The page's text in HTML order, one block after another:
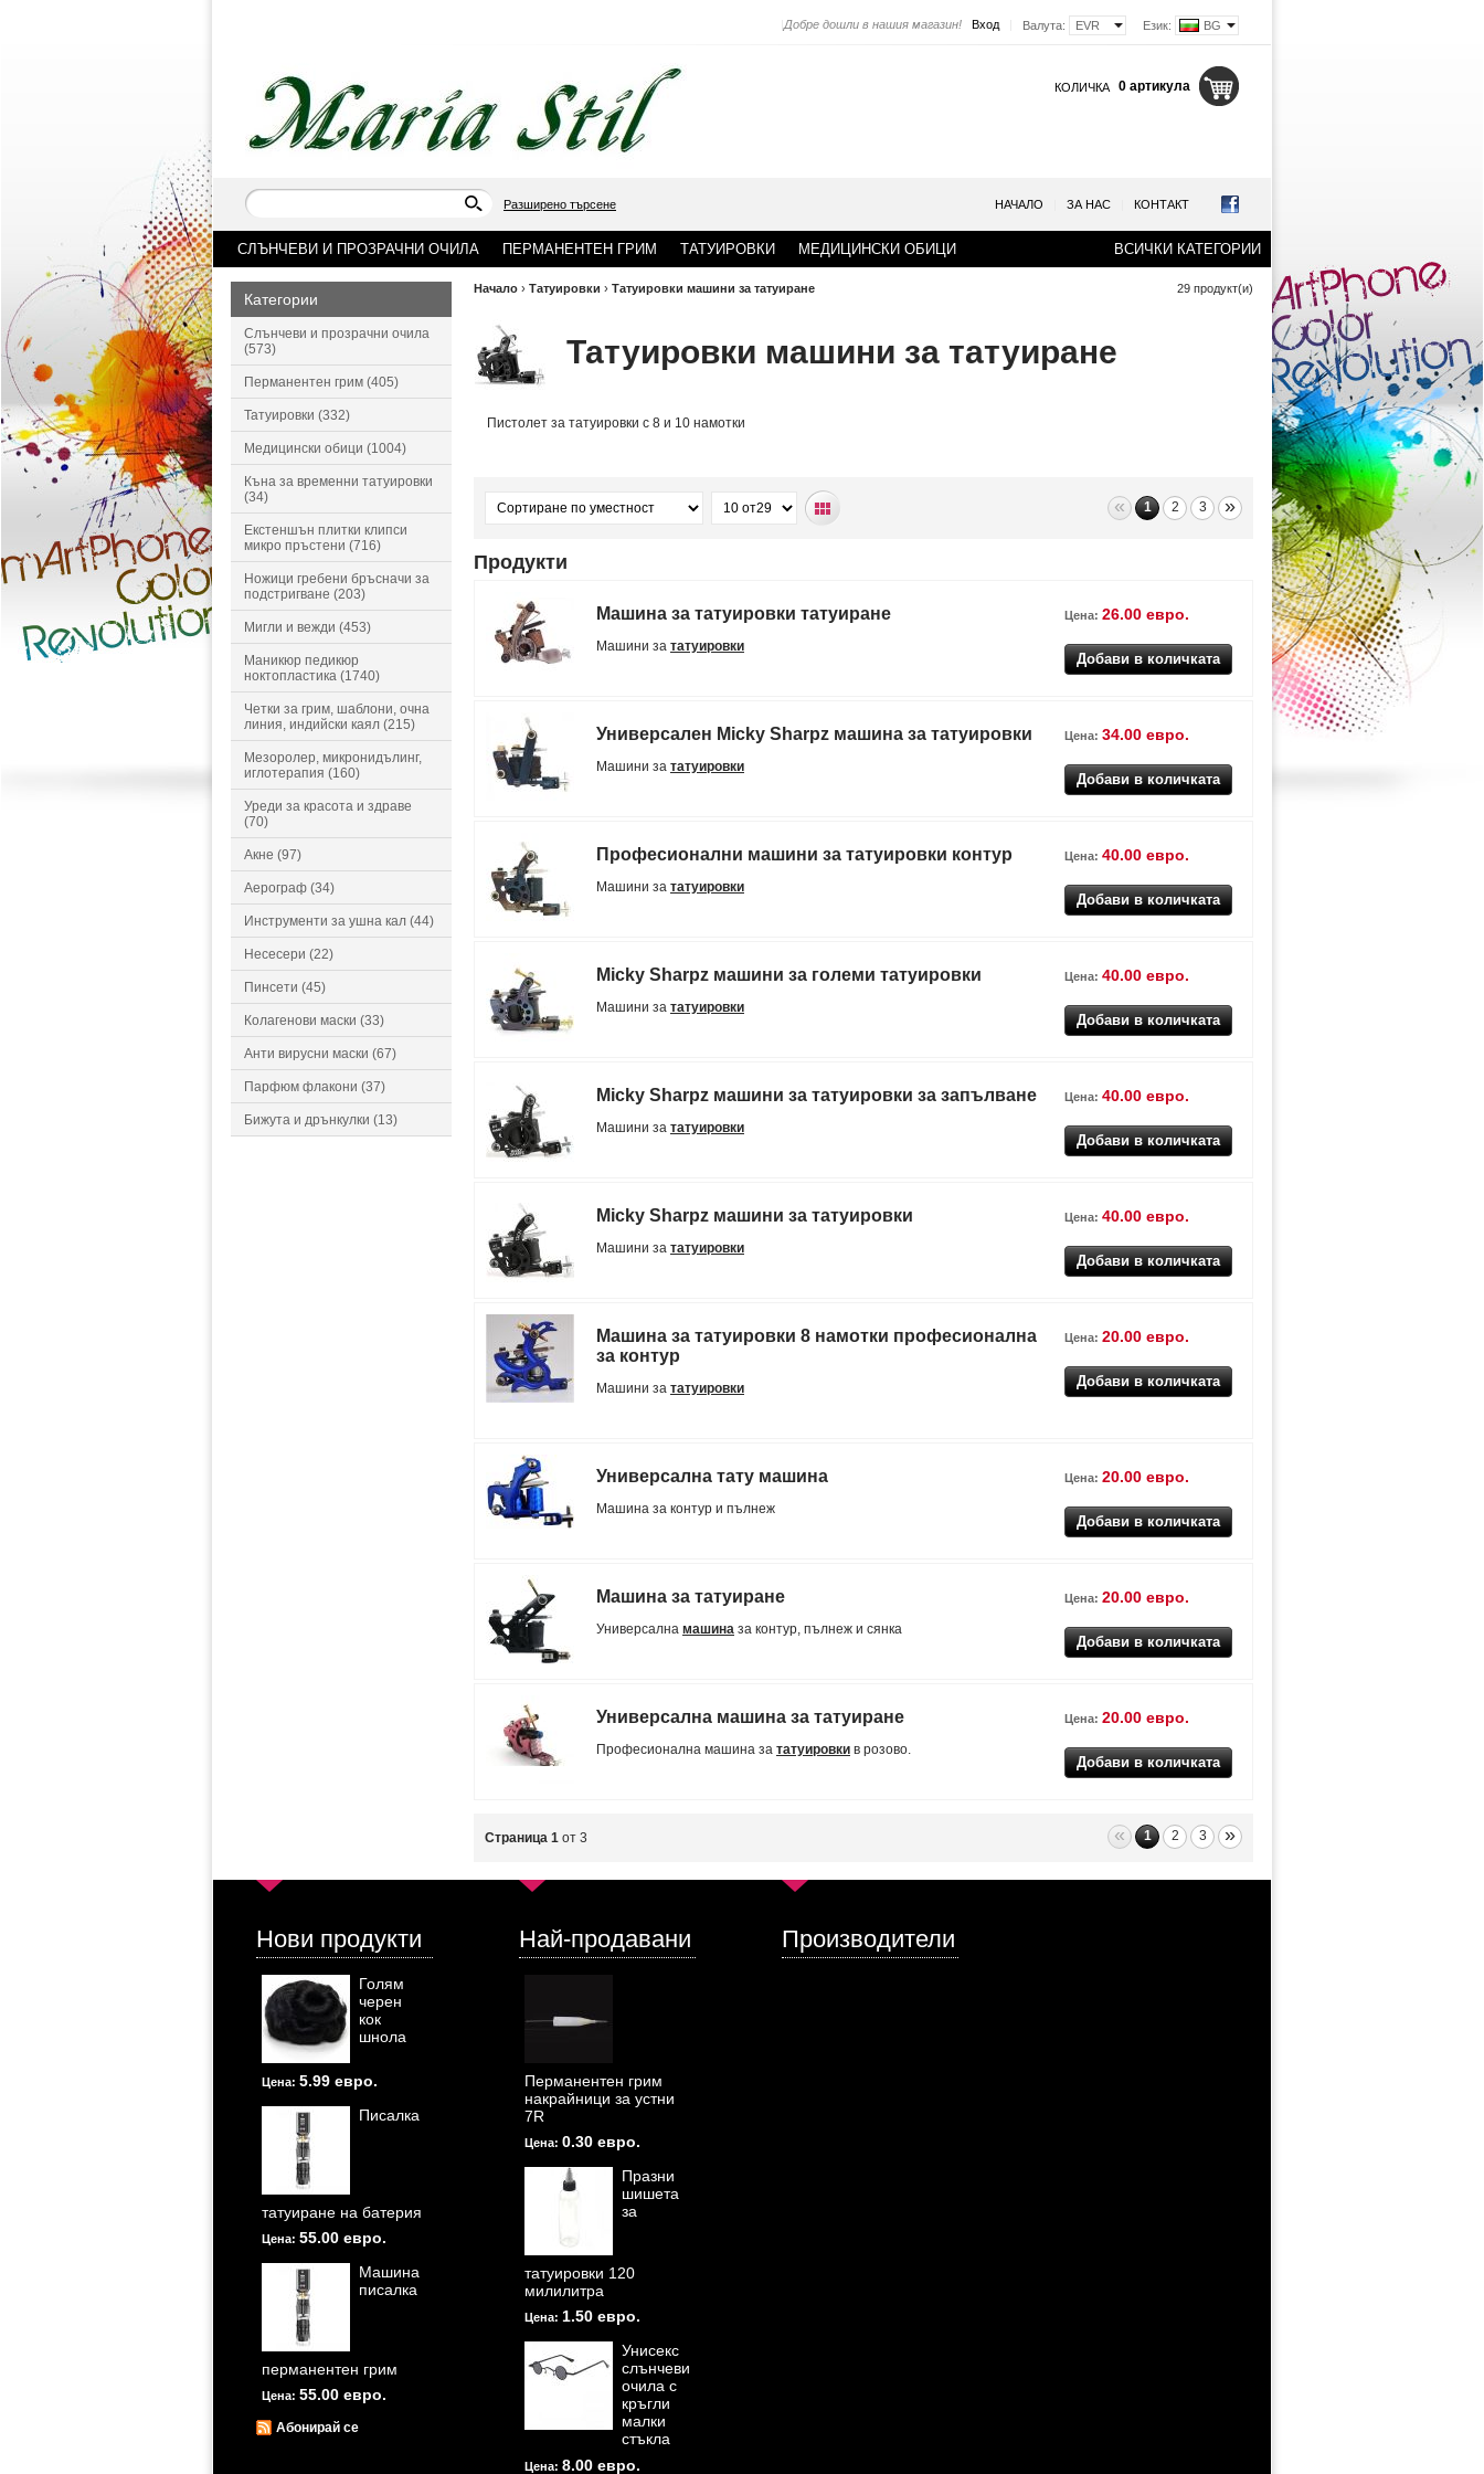
Език: BG
Валута: EVR
Вход
Добре дошли в нашия магазин!
КОЛИЧКА 0 артикула
Разширено търсене НАЧАЛО ЗА НАС КОНТАКТ
СЛЪНЧЕВИ И ПРОЗРАЧНИ ОЧИЛА ПЕРМАНЕНТЕН ГРИМ ТАТУИРОВКИ МЕДИЦИНСКИ ОБИЦИ ВСИЧКИ КАТЕГОРИИ
Категории
Слънчеви и прозрачни очила
(573)
Перманентен грим (405)
Татуировки (332)
Медицински обици (1004)
Къна за временни татуировки
(34)
Екстеншън плитки клипси
микро пръстени (716)
Ножици гребени бръсначи за
подстригване (203)
Мигли и вежди (453)
Маникюр педикюр
ноктопластика (1740)
Четки за грим, шаблони, очна
линия, индийски каял (215)
Мезоролер, микронидълинг,
иглотерапия (160)
Уреди за красота и здраве
(70)
Акне (97)
Аерограф (34)
Инструменти за ушна кал (44)
Несесери (22)
Пинсети (45)
Колагенови маски (33)
Анти вирусни маски (67)
Парфюм флакони (37)
Бижута и дрънкулки (13)
29 продукт(и)
Начало › Татуировки › Татуировки машини за татуиране
Татуировки машини за татуиране
Пистолет за татуировки с 8 и 10 намотки
« 1 2 3 »
Продукти
Машина за татуировки татуиране
Машини за татуировки
Цена: 26.00 евро.
Универсален Micky Sharpz машина за татуировки
Машини за татуировки
Цена: 34.00 евро.
Професионални машини за татуировки контур
Машини за татуировки
Цена: 40.00 евро.
Micky Sharpz машини за големи татуировки
Машини за татуировки
Цена: 40.00 евро.
Micky Sharpz машини за татуировки за запълване
Машини за татуировки
Цена: 40.00 евро.
Micky Sharpz машини за татуировки
Машини за татуировки
Цена: 40.00 евро.
Машина за татуировки 8 намотки професионална
за контур
Машини за татуировки
Цена: 20.00 евро.
Универсална тату машина
Машина за контур и пълнеж
Цена: 20.00 евро.
Машина за татуиране
Универсална машина за контур, пълнеж и сянка
Цена: 20.00 евро.
Универсална машина за татуиране
Професионална машина за татуировки в розово.
Цена: 20.00 евро.
« 1 2 3 »
Страница 1 от 3
Нови продукти
Голям
черен
кок
шнола
Цена: 5.99 евро.
Писалка
татуиране на батерия
Цена: 55.00 евро.
Машина
писалка
перманентен грим
Цена: 55.00 евро.
Абонирай се
Най-продавани
Перманентен грим
накрайници за устни
7R
Цена: 0.30 евро.
Празни
шишета
за
татуировки 120
милилитра
Цена: 1.50 евро.
Унисекс
слънчеви
очила с
кръгли
малки
стъкла
Цена: 8.00 евро.
Производители